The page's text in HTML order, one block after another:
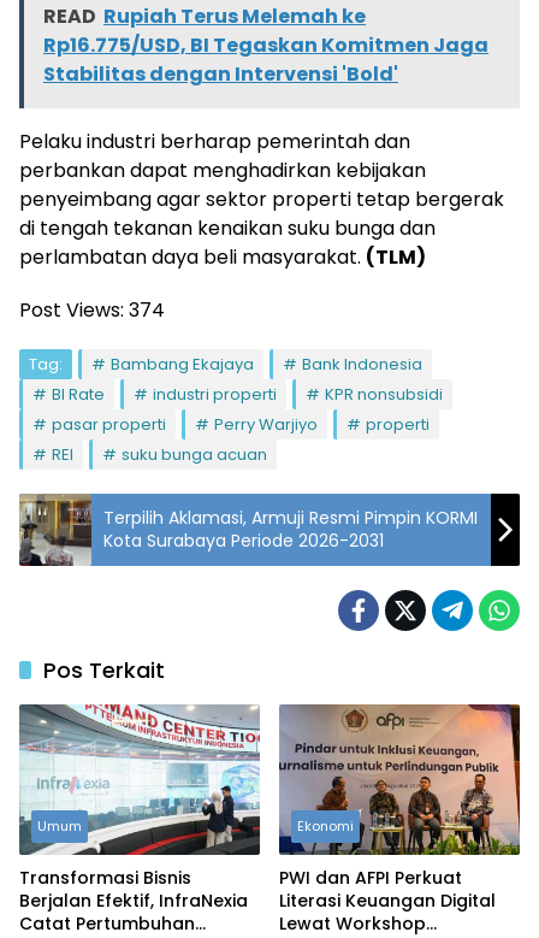
READ Rupiah Terus Melemah ke
Rp16.775/USD, BI Tegaskan Komitmen Jaga
Stabilitas dengan Intervensi 'Bold'
Pelaku industri berharap pemerintah dan
perbankan dapat menghadirkan kebijakan
penyeimbang agar sektor properti tetap bergerak
di tengah tekanan kenaikan suku bunga dan
perlambatan daya beli masyarakat. (TLM)
Post Views: 374
Tag: Bambang Ekajaya
Bank Indonesia
BI Rate
industri properti
KPR nonsubsidi
pasar properti
Perry Warjiyo
properti
REI
suku bunga acuan
Terpilih Aklamasi, Armuji Resmi Pimpin KORMI
Kota Surabaya Periode 2026-2031
Pos Terkait
Umum
Transformasi Bisnis
Berjalan Efektif, InfraNexia
Catat Pertumbuhan
Ekonomi
PWI dan AFPI Perkuat
Literasi Keuangan Digital
Lewat Workshop